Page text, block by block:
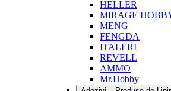
HELLER
MIRAGE
MENG
FENGDA
ITALERI
REVELL
AMMO
Mr.Hobby